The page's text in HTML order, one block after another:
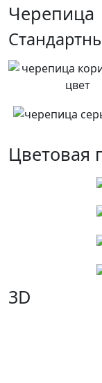
Черепица
Цветовая
3D